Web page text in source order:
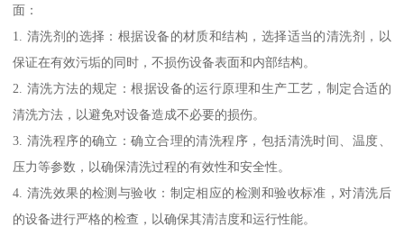
面：
1. 清洗剂的选择：根据设备的材质和结构，选择适当的清洗剂，以
保证在有效污垢的同时，不损伤设备表面和内部结构。
2. 清洗方法的规定：根据设备的运行原理和生产工艺，制定合适的
清洗方法，以避免对设备造成不必要的损伤。
3. 清洗程序的确立：确立合理的清洗程序，包括清洗时间、温度、
压力等参数，以确保清洗过程的有效性和安全性。
4. 清洗效果的检测与验收：制定相应的检测和验收标准，对清洗后
的设备进行严格的检查，以确保其清洁度和运行性能。